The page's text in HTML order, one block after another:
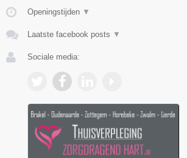
Openingstijden ▼
Laatste facebook posts ▼
Sociale media: